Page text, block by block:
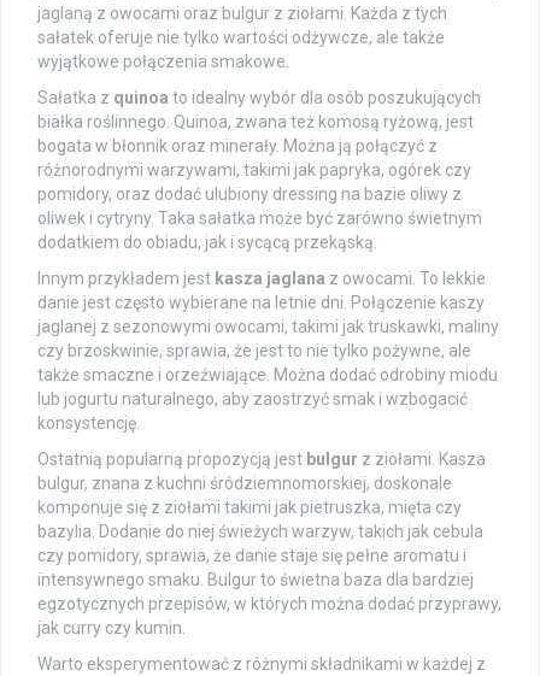
jaglaną z owocami oraz bulgur z ziołami. Każda z tych
sałatek oferuje nie tylko wartości odżywcze, ale także
wyjątkowe połączenia smakowe.
Sałatka z quinoa to idealny wybór dla osób poszukujących
białka roślinnego. Quinoa, zwana też komosą ryżową, jest
bogata w błonnik oraz minerały. Można ją połączyć z
różnorodnymi warzywami, takimi jak papryka, ogórek czy
pomidory, oraz dodać ulubiony dressing na bazie oliwy z
oliwek i cytryny. Taka sałatka może być zarówno świetnym
dodatkiem do obiadu, jak i sycącą przekąską.
Innym przykładem jest kasza jaglana z owocami. To lekkie
danie jest często wybierane na letnie dni. Połączenie kaszy
jaglanej z sezonowymi owocami, takimi jak truskawki, maliny
czy brzoskwinie, sprawia, że jest to nie tylko pożywne, ale
także smaczne i orzeźwiające. Można dodać odrobiny miodu
lub jogurtu naturalnego, aby zaostrzyć smak i wzbogacić
konsystencję.
Ostatnią popularną propozycją jest bulgur z ziołami. Kasza
bulgur, znana z kuchni śródziemnomorskiej, doskonale
komponuje się z ziołami takimi jak pietruszka, mięta czy
bazylia. Dodanie do niej świeżych warzyw, takich jak cebula
czy pomidory, sprawia, że danie staje się pełne aromatu i
intensywnego smaku. Bulgur to świetna baza dla bardziej
egzotycznych przepisów, w których można dodać przyprawy,
jak curry czy kumin.
Warto eksperymentować z różnymi składnikami w każdej z